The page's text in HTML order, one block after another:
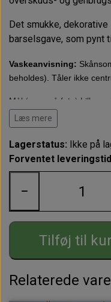
Det smukke,
barselsgave, som pynt
Vaskeanvisning:
beholdes). Tåler ikke
Mål (se også foto) Lille
43 cmLæs mere
Lagerstatus: Ikke på
Forventet
−
Tilføj til
Relaterede